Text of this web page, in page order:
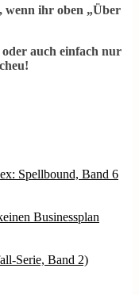
wenn ihr oben „Über
auch einfach nur
Spellbound, Band 6
Businessplan
Serie, Band 2)